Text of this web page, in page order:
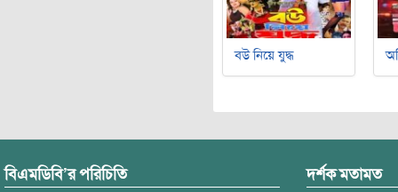
বউ নিয়ে যুদ্ধ
বিএমডিবি’র পরিচিতি দর্শক মতামত